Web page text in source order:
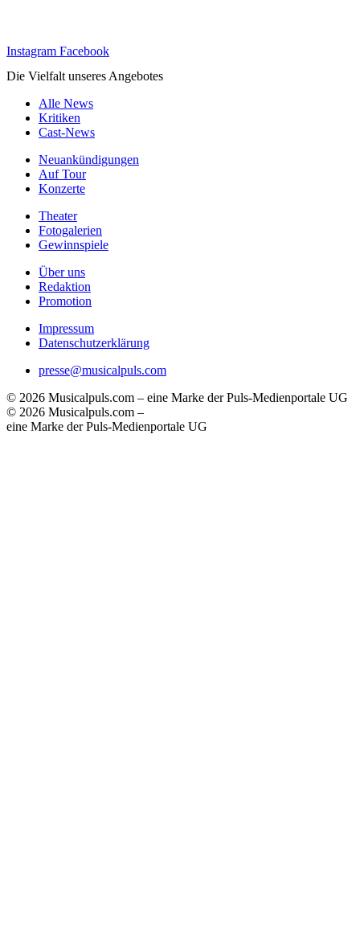
Instagram Facebook
Die Vielfalt unseres Angebotes
Alle News
Kritiken
Cast-News
Neuankündigungen
Auf Tour
Konzerte
Theater
Fotogalerien
Gewinnspiele
Über uns
Redaktion
Promotion
Impressum
Datenschutzerklärung
presse@musicalpuls.com
© 2026 Musicalpuls.com – eine Marke der Puls-Medienportale UG
© 2026 Musicalpuls.com –
eine Marke der Puls-Medienportale UG